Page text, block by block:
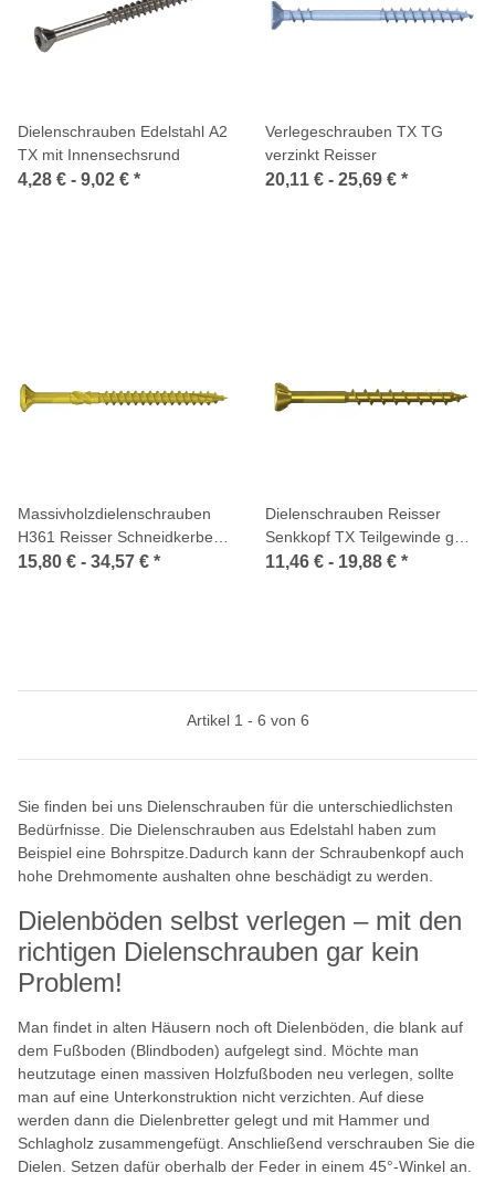
Dielenschrauben Edelstahl A2
TX mit Innensechsrund
4,28 € - 9,02 € *
Verlegeschrauben TX TG
verzinkt Reisser
20,11 € - 25,69 € *
Massivholzdielenschrauben
H361 Reisser Schneidkerbe
gelb chromatiert
15,80 € - 34,57 € *
Dielenschrauben Reisser
Senkkopf TX Teilgewinde gelb
chromatiert
11,46 € - 19,88 € *
Artikel 1 - 6 von 6
Sie finden bei uns Dielenschrauben für die unterschiedlichsten
Bedürfnisse. Die Dielenschrauben aus Edelstahl haben zum
Beispiel eine Bohrspitze.Dadurch kann der Schraubenkopf auch
hohe Drehmomente aushalten ohne beschädigt zu werden.
Dielenböden selbst verlegen – mit den
richtigen Dielenschrauben gar kein
Problem!
Man findet in alten Häusern noch oft Dielenböden, die blank auf
dem Fußboden (Blindboden) aufgelegt sind. Möchte man
heutzutage einen massiven Holzfußboden neu verlegen, sollte
man auf eine Unterkonstruktion nicht verzichten. Auf diese
werden dann die Dielenbretter gelegt und mit Hammer und
Schlagholz zusammengefügt. Anschließend verschrauben Sie die
Dielen. Setzen dafür oberhalb der Feder in einem 45°-Winkel an.